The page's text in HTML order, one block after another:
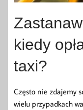
kiedy
taxi?
Często nie zdajemy
wielu przypadkach